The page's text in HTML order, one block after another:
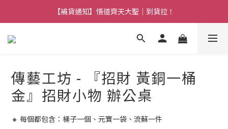
【熱門】馬上有系列！四種寶物幫你財運「轉」進來
【補貨通知】悟道齊天大聖｜到貨拉！
【熱門】馬上有系列！四種寶物幫你財運「轉」進來
傳藝工坊 - 『招財 黃銅一桶
金』招財小物 辦公桌
🔸 每個都包含：桶子一個、元寶一袋、流蘇一件